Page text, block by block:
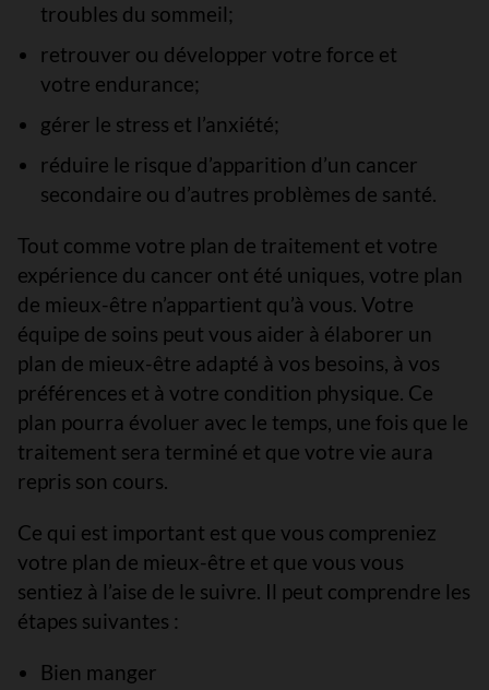
troubles du sommeil;
retrouver ou développer votre force et
votre endurance;
gérer le stress et l’anxiété;
réduire le risque d’apparition d’un cancer
secondaire ou d’autres problèmes de santé.
Tout comme votre plan de traitement et votre
expérience du cancer ont été uniques, votre plan
de mieux-être n’appartient qu’à vous. Votre
équipe de soins peut vous aider à élaborer un
plan de mieux-être adapté à vos besoins, à vos
préférences et à votre condition physique. Ce
plan pourra évoluer avec le temps, une fois que le
traitement sera terminé et que votre vie aura
repris son cours.
Ce qui est important est que vous compreniez
votre plan de mieux-être et que vous vous
sentiez à l’aise de le suivre. Il peut comprendre les
étapes suivantes :
Bien manger